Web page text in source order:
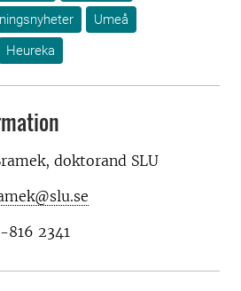
Umeå
Heureka
doktorand SLU
816 2341